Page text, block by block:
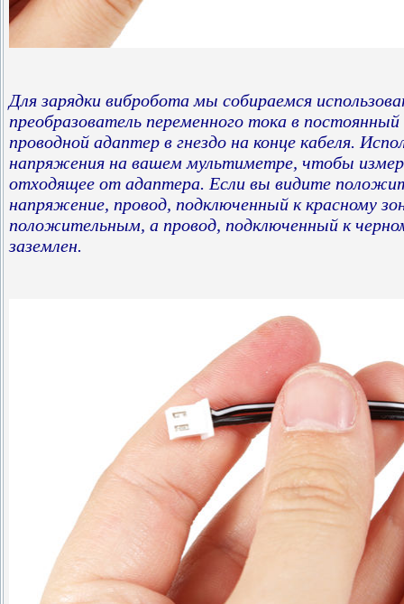
Для зарядки вибробота мы собираемся
преобразователь переменного тока в
проводной адаптер в гнездо на конце кабеля.
напряжения на вашем мультиметре, чтобы
отходящее от адаптера. Если вы видите
напряжение, провод, подключенный к красному
положительным, а провод, подключенный к
заземлен.